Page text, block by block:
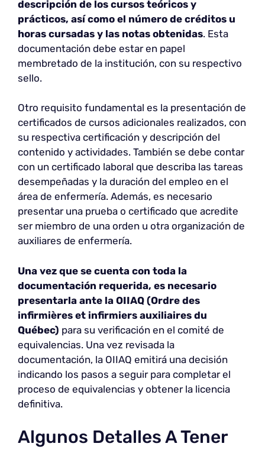
descripción de los cursos teóricos y
prácticos, así como el número de créditos u
horas cursadas y las notas obtenidas. Esta
documentación debe estar en papel
membretado de la institución, con su respectivo
sello.
Otro requisito fundamental es la presentación de
certificados de cursos adicionales realizados, con
su respectiva certificación y descripción del
contenido y actividades. También se debe contar
con un certificado laboral que describa las tareas
desempeñadas y la duración del empleo en el
área de enfermería. Además, es necesario
presentar una prueba o certificado que acredite
ser miembro de una orden u otra organización de
auxiliares de enfermería.
Una vez que se cuenta con toda la
documentación requerida, es necesario
presentarla ante la OIIAQ (Ordre des
infirmières et infirmiers auxiliaires du
Québec) para su verificación en el comité de
equivalencias. Una vez revisada la
documentación, la OIIAQ emitirá una decisión
indicando los pasos a seguir para completar el
proceso de equivalencias y obtener la licencia
definitiva.
Algunos Detalles A Tener